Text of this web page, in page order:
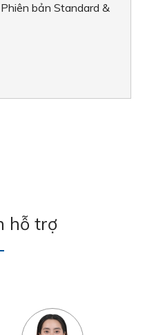
bản Standard &
hỗ trợ